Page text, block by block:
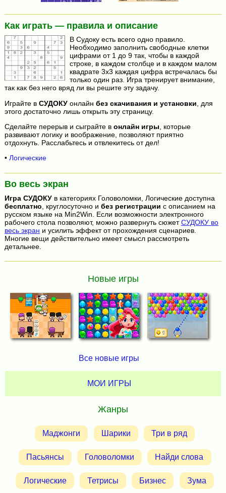
Как играть — правила и описание
В Судоку есть всего одно правило.
Необходимо заполнить свободные клетки
цифрами от 1 до 9 так, чтобы в каждой
строке, в каждом столбце и в каждом малом
квадрате 3x3 каждая цифра встречалась бы
только один раз. Игра тренирует внимание,
так как без него вряд ли вы решите эту задачу.
Играйте в СУДОКУонлайн без скачивания и установки , для
этого достаточно лишь открыть эту страницу.
Сделайте перерыв и сыграйте в онлайн игры , которые
развивают логику и воображение, позволяют приятно
отдохнуть. Расслабьтесь и отвлекитесь от дел!
• Логические
Во весь экран
Игра СУДОКУв категориях Головоломки, Логические доступна
бесплатно , круглосуточно и без регистрации с описанием на
русском языке на Min2Win. Если возможности электронного
рабочего стола позволяют, можно развернуть сюжетСУДОКУ во
весь экран и усилить эффект от прохождения сценариев.
Многие вещи действительно имеет смысл рассмотреть
детальнее.
Новые игры
Все новые игры
МОИ ИГРЫ
Жанры
Маджонги Шарики Три в ряд
Пасьянсы Головоломки Найди слова
Логические Тетрисы Бизнес Зума